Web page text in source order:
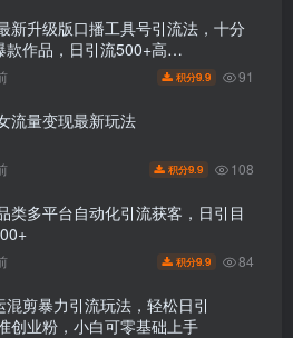
新升级版口播工具号引流法，十分
款作品，日引流500+高…
积分9.9 91
流量变现最新玩法
积分9.9 108
类多平台自动化引流获客，日引目
积分9.9 84
混剪暴力引流玩法，轻松日引
创业粉，小白可零基础上手